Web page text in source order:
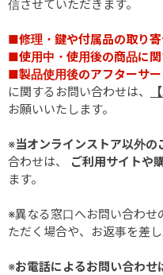
信させていただきます。
■修理・鍵や付属品の取り
■使用中・使用後の商品に
■製品使用後のアフターサ
に関するお問い合わせは、
お願いいたします。
※当オンラインストア以外の
合わせは、
ご利用サイトや
ます。
※異なる窓口へお問い合わ
ただく場合や、お返事を差
※お電話によるお問い合わせ